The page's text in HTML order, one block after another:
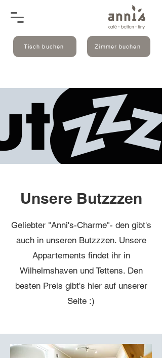
Zimmer buchen
Tisch buchen
Unsere Butzzzen
Geliebter "Anni's-Charme"- den gibt's
auch in unseren Butzzzen. Unsere
Appartements findet ihr in
Wilhelmshaven und Tettens. Den
besten Preis gibt's hier auf unserer
Seite :)